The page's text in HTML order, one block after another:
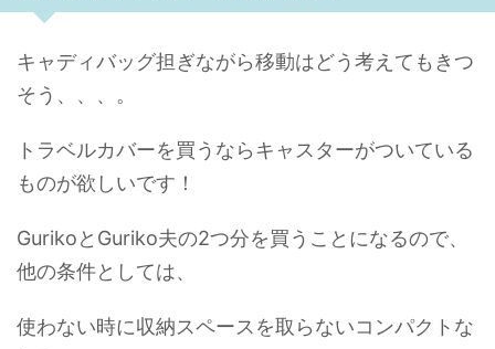
キャディバッグ担ぎながら移動はどう考えてもきつ
そう、、、。
トラベルカバーを買うならキャスターがついている
ものが欲しいです！
GurikoとGuriko夫の2つ分を買うことになるので、
他の条件としては、
使わない時に収納スペースを取らないコンパクトな